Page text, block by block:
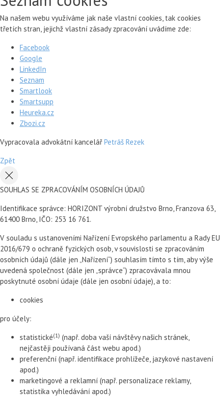
Na našem webu využíváme jak naše vlastní cookies, tak cookies
třetích stran, jejichž vlastní zásady zpracování uvádíme zde:
Facebook
Google
LinkedIn
Seznam
Smartlook
Smartsupp
Heureka.cz
Zbozi.cz
Vypracovala advokátní kancelář Petráš Rezek
Zpět
SOUHLAS SE ZPRACOVÁNÍM OSOBNÍCH ÚDAJŮ
Identifikace správce: HORIZONT výrobní družstvo Brno, Franzova 63,
61400 Brno, IČO: 253 16 761.
V souladu s ustanoveními Nařízení Evropského parlamentu a Rady EU
2016/679 o ochraně fyzických osob, v souvislosti se zpracováním
osobních údajů (dále jen „Nařízení“) souhlasím tímto s tím, aby výše
uvedená společnost (dále jen „správce“) zpracovávala mnou
poskytnuté osobní údaje (dále jen osobní údaje), a to:
cookies
pro účely:
statistické(1) (např. doba vaší návštěvy našich stránek,
nejčastěji používaná část webu apod.)
preferenční (např. identifikace prohlížeče, jazykové nastavení
apod.)
marketingové a reklamní (např. personalizace reklamy,
statistika vyhledávání apod.)